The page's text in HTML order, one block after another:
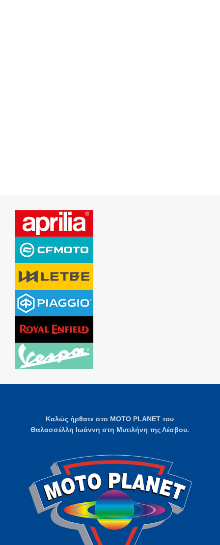
Καλώς ήρθατε στο MOTO PLANET του
Θαλασσέλλη Ιωάννη στη Μυτιλήνη της Λέσβου.